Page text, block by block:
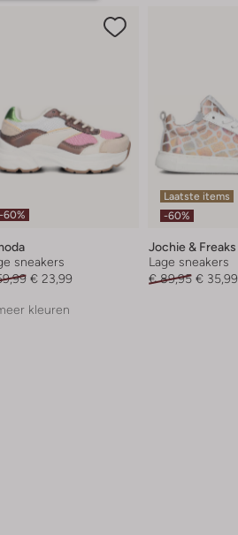
-60%
sneakers
€ 23,99
kleuren
Laatste items
-60%
Jochie & Freaks
Lage sneakers
€ 89,95 € 35,99